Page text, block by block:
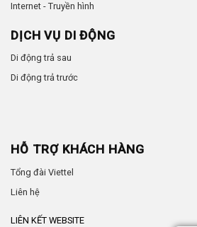
Internet - Truyền hình
DỊCH VỤ DI ĐỘNG
Di động trả sau
Di động trả trước
HỖ TRỢ KHÁCH HÀNG
Tổng đài Viettel
Liên hệ
LIÊN KẾT WEBSITE